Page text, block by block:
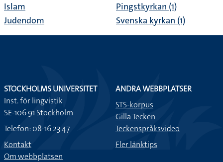
Islam
Judendom
Pingstkyrkan (1)
Svenska kyrkan (1)
STOCKHOLMS UNIVERSITET
Inst. för lingvistik
SE-106 91 Stockholm
Telefon: 08-16 23 47
Kontakt
Om webbplatsen
ANDRA WEBBPLATSER
STS-korpus
Gilla Tecken
Teckenspråksvideo
Fler länktips